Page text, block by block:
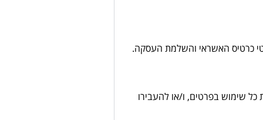
כרטיס האשראי והשלמת העסקה.
שימוש בפרטים, ו/או להעבירו